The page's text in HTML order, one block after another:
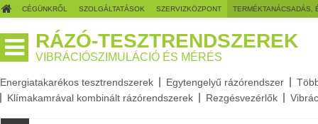
CÉGÜNKRŐL SZOLGÁLTATÁSOK SZERVIZKÖZPONT TERMÉKTANÁCSADÁS,
RÁZÓ-TESZTRENDSZEREK
VIBRÁCIÓSZIMULÁCIÓ ÉS MÉRÉS
Energiatakarékos tesztrendszerek Egytengelyű rázórendszer
Klímakamrával kombinált rázórendszerek
Rezgésvezérlők